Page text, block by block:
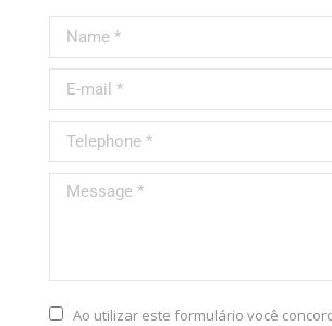
Name *
E-mail *
Telephone *
Message *
Ao utilizar este formulário você